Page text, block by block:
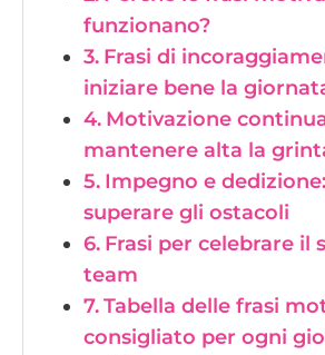
funzionano?
Frasi di
iniziare bene la
Motivazione
mantenere alta la
Impegno e
superare gli ostacoli
Frasi per celebrare il
team
Tabella delle frasi
consigliato per ogni